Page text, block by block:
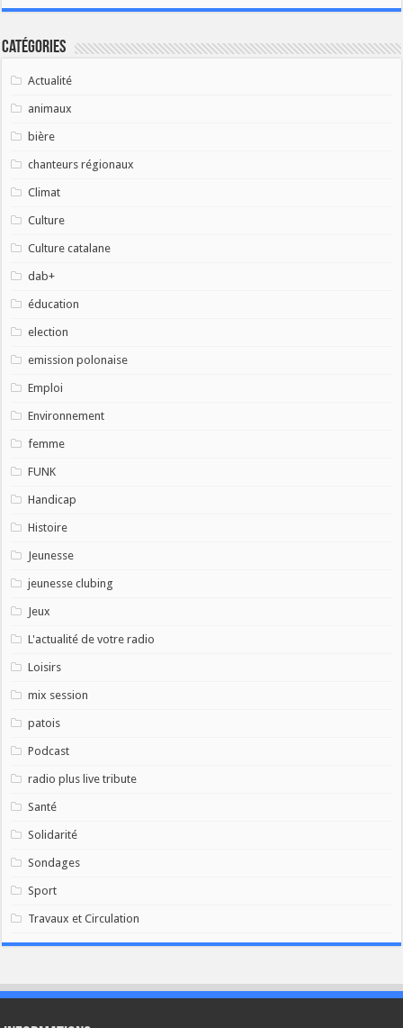
Catégories
Actualité
animaux
bière
chanteurs régionaux
Climat
Culture
Culture catalane
dab+
éducation
election
emission polonaise
Emploi
Environnement
femme
FUNK
Handicap
Histoire
Jeunesse
jeunesse clubing
Jeux
L'actualité de votre radio
Loisirs
mix session
patois
Podcast
radio plus live tribute
Santé
Solidarité
Sondages
Sport
Travaux et Circulation